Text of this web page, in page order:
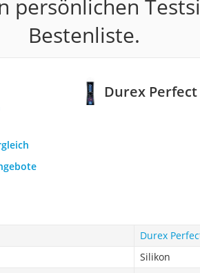
persönlichen
Bestenliste.
Durex
Durex
Silikon